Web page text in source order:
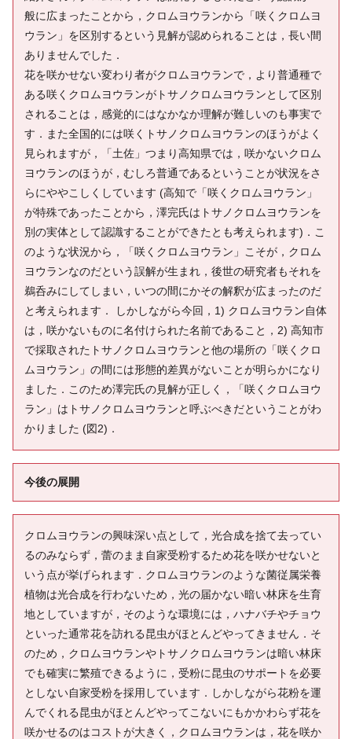
般に広まったことから，クロムヨウランから「咲くクロムヨ
ウラン」を区別するという見解が認められることは，長い間
ありませんでした．
花を咲かせない変わり者がクロムヨウランで，より普通種で
ある咲くクロムヨウランがトサノクロムヨウランとして区別
されることは，感覚的にはなかなか理解が難しいのも事実で
す．また全国的には咲くトサノクロムヨウランのほうがよく
見られますが，「土佐」つまり高知県では，咲かないクロム
ヨウランのほうが，むしろ普通であるということが状況をさ
らにややこしくしています (高知で「咲くクロムヨウラン」
が特殊であったことから，澤完氏はトサノクロムヨウランを
別の実体として認識することができたとも考えられます)．こ
のような状況から，「咲くクロムヨウラン」こそが，クロム
ヨウランなのだという誤解が生まれ，後世の研究者もそれを
鵜呑みにしてしまい，いつの間にかその解釈が広まったのだ
と考えられます． しかしながら今回，1) クロムヨウラン自体
は，咲かないものに名付けられた名前であること，2) 高知市
で採取されたトサノクロムヨウランと他の場所の「咲くクロ
ムヨウラン」の間には形態的差異がないことが明らかになり
ました．このため澤完氏の見解が正しく，「咲くクロムヨウ
ラン」はトサノクロムヨウランと呼ぶべきだということがわ
かりました (図2)．
今後の展開
クロムヨウランの興味深い点として，光合成を捨て去ってい
るのみならず，蕾のまま自家受粉するため花を咲かせないと
いう点が挙げられます．クロムヨウランのような菌従属栄養
植物は光合成を行わないため，光の届かない暗い林床を生育
地としていますが，そのような環境には，ハナバチやチョウ
といった通常花を訪れる昆虫がほとんどやってきません．そ
のため，クロムヨウランやトサノクロムヨウランは暗い林床
でも確実に繁殖できるように，受粉に昆虫のサポートを必要
としない自家受粉を採用しています．しかしながら花粉を運
んでくれる昆虫がほとんどやってこないにもかかわらず花を
咲かせるのはコストが大きく，クロムヨウランは，花を咲か